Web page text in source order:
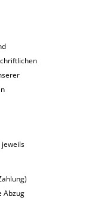
Abzug